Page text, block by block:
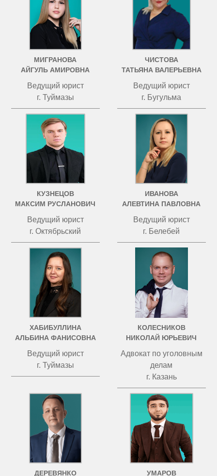
МИГРАНОВА
АЙГУЛЬ АМИРОВНА
Ведущий юрист
г. Туймазы
ЧИСТОВА
ТАТЬЯНА ВАЛЕРЬЕВНА
Ведущий юрист
г. Бугульма
КУЗНЕЦОВ
МАКСИМ РУСЛАНОВИЧ
Ведущий юрист
г. Октябрьский
ИВАНОВА
АЛЕВТИНА ПАВЛОВНА
Ведущий юрист
г. Белебей
ХАБИБУЛЛИНА
АЛЬБИНА ФАНИСОВНА
Ведущий юрист
г. Туймазы
КОЛЕСНИКОВ
НИКОЛАЙ ЮРЬЕВИЧ
Адвокат по уголовным
делам
г. Казань
ДЕРЕВЯНКО
УМАРОВ